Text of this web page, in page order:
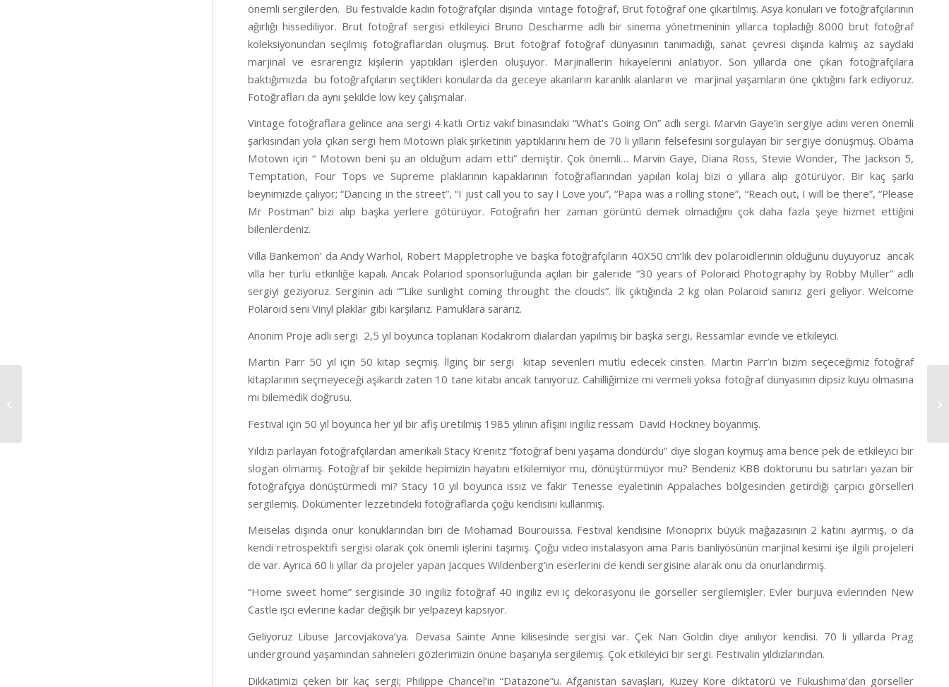
önemli sergilerden. Bu festivalde kadın fotoğrafçılar dışında vintage fotoğraf, Brut fotoğraf öne çıkartılmış. Asya konuları ve fotoğrafçılarının
ağırlığı hissediliyor. Brut fotoğraf sergisi etkileyici Bruno Descharme adlı bir sinema yönetmeninin yıllarca topladığı 8000 brut fotoğraf
koleksiyonundan seçilmiş fotoğraflardan oluşmuş. Brut fotoğraf fotoğraf dünyasının tanımadığı, sanat çevresi dışında kalmış az saydaki
marjinal ve esrarengiz kişilerin yaptıkları işlerden oluşuyor. Marjinallerin hikayelerini anlatıyor. Son yıllarda öne çıkan fotoğrafçılara
baktığımızda bu fotoğrafçıların seçtikleri konularda da geceye akanların karanlık alanların ve marjinal yaşamların öne çıktığını fark ediyoruz.
Fotoğrafları da aynı şekilde low key çalışmalar.
Vintage fotoğraflara gelince ana sergi 4 katlı Ortiz vakıf binasındaki “What’s Going On” adlı sergi. Marvin Gaye’in sergiye adını veren önemli
şarkısından yola çıkan sergi hem Motown plak şirketinin yaptıklarını hem de 70 li yılların felsefesini sorgulayan bir sergiye dönüşmüş. Obama
Motown için “ Motown beni şu an olduğum adam etti” demiştir. Çok önemli… Marvin Gaye, Diana Ross, Stevie Wonder, The Jackson 5,
Temptation, Four Tops ve Supreme plaklarının kapaklarının fotoğraflarından yapılan kolaj bizi o yıllara alıp götürüyor. Bir kaç şarkı
beynimizde çalıyor; “Dancing in the street”, “I just call you to say I Love you”, “Papa was a rolling stone”, “Reach out, I will be there”, “Please
Mr Postman” bizi alıp başka yerlere götürüyor. Fotoğrafın her zaman görüntü demek olmadığını çok daha fazla şeye hizmet ettiğini
bilenlerdeniz.
Villa Bankemon’ da Andy Warhol, Robert Mappletrophe ve başka fotoğrafçıların 40X50 cm’lik dev polaroidlerinin olduğunu duyuyoruz ancak
villa her türlü etkinliğe kapalı. Ancak Polariod sponsorluğunda açılan bir galeride “30 years of Poloraid Photography by Robby Müller” adlı
sergiyi geziyoruz. Serginin adı “”Like sunlight coming throught the clouds”. İlk çıktığında 2 kg olan Polaroid sanırız geri geliyor. Welcome
Polaroid seni Vinyl plaklar gibi karşılarız. Pamuklara sararız.
Anonim Proje adlı sergi 2,5 yıl boyunca toplanan Kodakrom dialardan yapılmış bir başka sergi, Ressamlar evinde ve etkileyici.
Martin Parr 50 yıl için 50 kitap seçmiş. İlginç bir sergi kitap sevenleri mutlu edecek cinsten. Martin Parr’ın bizim seçeceğimiz fotoğraf
kitaplarının seçmeyeceği aşikardı zaten 10 tane kitabı ancak tanıyoruz. Cahilliğimize mi vermeli yoksa fotoğraf dünyasının dipsiz kuyu olmasına
mı bilemedik doğrusu.
Festival için 50 yıl boyunca her yıl bir afiş üretilmiş 1985 yılının afişini ingiliz ressam David Hockney boyanmış.
Yıldızı parlayan fotoğrafçılardan amerikalı Stacy Krenitz “fotoğraf beni yaşama döndürdü” diye slogan koymuş ama bence pek de etkileyici bir
slogan olmamış. Fotoğraf bir şekilde hepimizin hayatını etkilemiyor mu, dönüştürmüyor mu? Bendeniz KBB doktorunu bu satırları yazan bir
fotoğrafçıya dönüştürmedi mi? Stacy 10 yıl boyunca ıssız ve fakir Tenesse eyaletinin Appalaches bölgesinden getirdiği çarpıcı görselleri
sergilemiş. Dokümenter lezzetindeki fotoğraflarda çoğu kendisini kullanmış.
Meiselas dışında onur konuklarından biri de Mohamad Bourouissa. Festival kendisine Monoprix büyük mağazasının 2 katını ayırmış, o da
kendi retrospektifi sergisi olarak çok önemli işlerini taşımış. Çoğu video instalasyon ama Paris banliyösünün marjinal kesimi işe ilgili projeleri
de var. Ayrıca 60 lı yıllar da projeler yapan Jacques Wildenberg’in eserlerini de kendi sergisine alarak onu da onurlandırmış.
“Home sweet home” sergisinde 30 ingiliz fotoğraf 40 ingiliz evi iç dekorasyonu ile görseller sergilemişler. Evler burjuva evlerinden New
Castle işci evlerine kadar değişik bir yelpazeyi kapsıyor.
Geliyoruz Libuse Jarcovjakova’ya. Devasa Sainte Anne kilisesinde sergisi var. Çek Nan Goldin diye anılıyor kendisi. 70 li yıllarda Prag
underground yaşamından sahneleri gözlerimizin önüne başarıyla sergilemiş. Çok etkileyici bir sergi. Festivalin yıldızlarından.
Dikkatimizi çeken bir kaç sergi; Philippe Chancel’in “Datazone”u. Afganistan savaşları, Kuzey Kore diktatörü ve Fukushima’dan görseller